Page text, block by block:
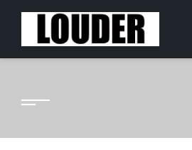
Saltar
contenido